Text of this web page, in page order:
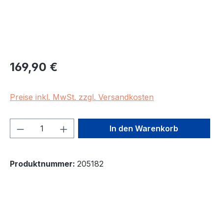
Regulärer Preis:
169,90 €
Preise inkl. MwSt. zzgl. Versandkosten
Produkt Anzahl: Gib denIn den Warenkorb
Produktnummer: 205182